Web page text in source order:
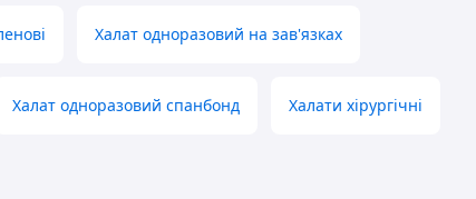
Халат одноразовий на зав'язках
Халат одноразовий спанбонд Халати хірургічні